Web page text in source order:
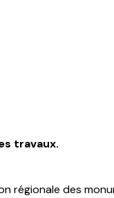
travaux.
régionale des